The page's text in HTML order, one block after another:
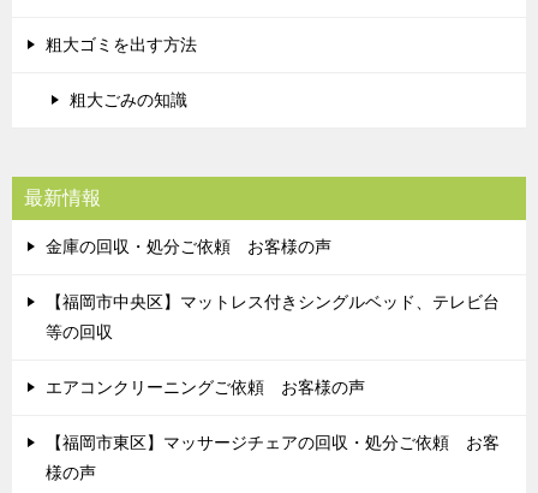
粗大ゴミを出す方法
粗大ごみの知識
最新情報
金庫の回収・処分ご依頼 お客様の声
【福岡市中央区】マットレス付きシングルベッド、テレビ台
等の回収
エアコンクリーニングご依頼 お客様の声
【福岡市東区】マッサージチェアの回収・処分ご依頼 お客
様の声